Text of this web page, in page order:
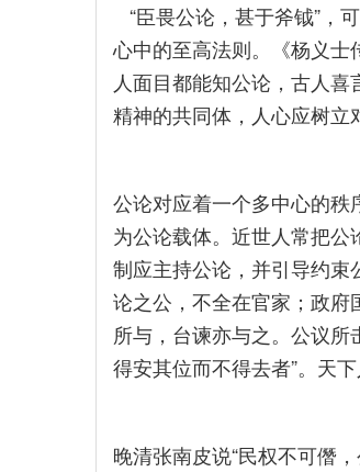
“臣畏公论，甚于斧钺”，
心中的至高法则。《杨义
人面目都能知公论，古人喜
精神的共同体，人心应树立
公论对应着一个多中心的
为公论载体。近世人常把
制应主持公论，并引导约
论之公，不全在官家；政府
所与，台谏亦与之。公议所
得安其位而不得去者”。天
晚清张南皮说“民权不可僭